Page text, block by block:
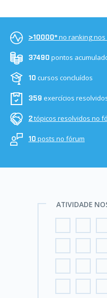
>10000ºno ranking
37490 pontos
10 cursos concluídos
359 exercícios
2tópicos resolvidos no
10 posts no fórum
ATIVIDADE